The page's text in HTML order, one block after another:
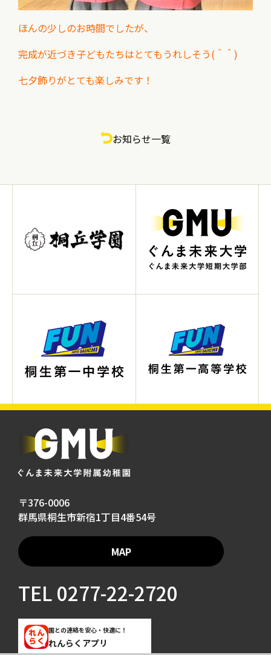
ほんの少しのお時間でしたが、
完成が近づき子どもたちはとてもうれしそう(＾＾)
七夕飾りがとても楽しみです！
お知らせ一覧
〒376-0006
群馬県桐生市新宿1丁目4番54号
MAP
TEL0277-22-2720
園との連絡を安心・快適に！
れんらくアプリ